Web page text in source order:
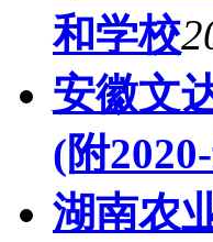
和学校
安徽文
(附
湖南农